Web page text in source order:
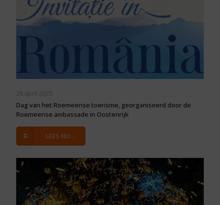
28 april 2025
Dag van het Roemeense toerisme, georganiseerd door de
Roemeense ambassade in Oostenrijk
LEES NU ...